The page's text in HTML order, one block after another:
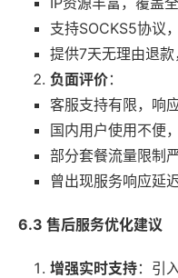
支持SOCKS5协议
提供7天无理由退款
负面评价：
客服支持有限，响
国内用户使用不便
部分套餐流量限制
曾出现服务响应延
6.3 售后服务优化建议
增强实时支持：引